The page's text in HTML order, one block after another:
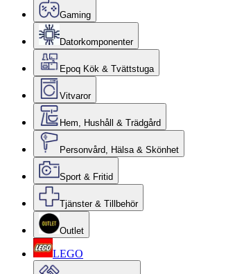
Gaming
Datorkomponenter
Epoq Kök & Tvättstuga
Vitvaror
Hem, Hushåll & Trädgård
Personvård, Hälsa & Skönhet
Sport & Fritid
Tjänster & Tillbehör
Outlet
LEGO